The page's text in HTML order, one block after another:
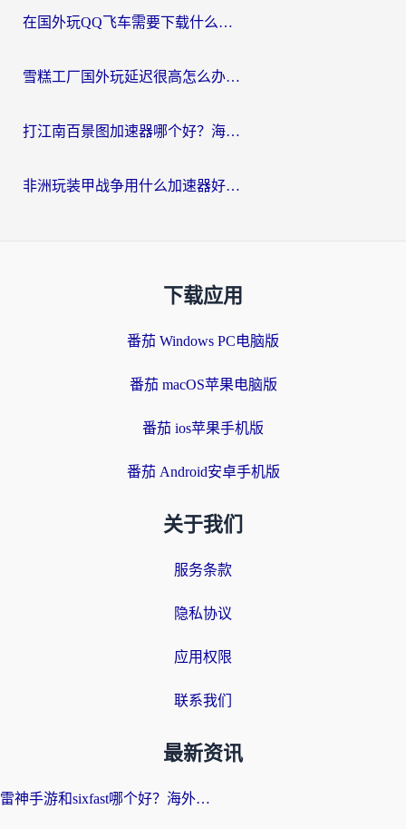
在国外玩QQ飞车需要下载什么加速器呢？海外党亲测有效的国服游戏加速指南
雪糕工厂国外玩延迟很高怎么办？海外玩家国服游戏加速终极攻略（附实测推荐）
打江南百景图加速器哪个好？海外党踩坑N次后，终于找到不卡的秘诀
非洲玩装甲战争用什么加速器好？海外党亲测有效的国服游戏加速方案
下载应用
番茄 Windows PC电脑版
番茄 macOS苹果电脑版
番茄 ios苹果手机版
番茄 Android安卓手机版
关于我们
服务条款
隐私协议
应用权限
联系我们
最新资讯
雷神手游和sixfast哪个好？海外党亲测3款回国加速器，教你选对不踩坑